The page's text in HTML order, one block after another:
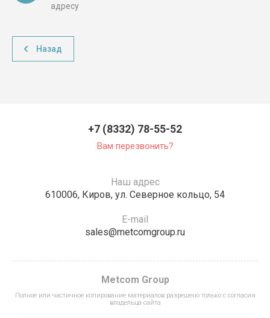
адресу
Назад
+7 (8332) 78-55-52
Вам перезвонить?
Наш адрес
610006, Киров, ул. Северное кольцо, 54
E-mail
sales@metcomgroup.ru
Metcom Group
Полное или частичное копирование материалов разрешено только с согласия
владельца сайта